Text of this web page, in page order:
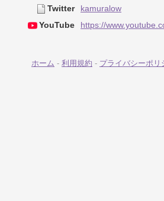
Twitter
kamuralow
YouTube
https://
ホーム - 利用規約 - プライバシーポリ